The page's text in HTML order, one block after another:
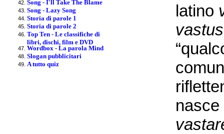
Song - I'll Take The Blame
Song - Lazy Song
Storia di parole 1
Storia di parole 2
Top Ten - Le classifiche di
libri, dischi, film e DVD
Wordbox - La parola Mind
Slogan pubblicitari
A tutto quiz
latino
vastus